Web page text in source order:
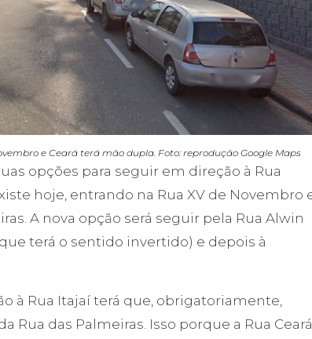
e Ceará terá mão dupla. Foto: reprodução Google Maps
opções para seguir em direção à Rua
hoje, entrando na Rua XV de Novembro
A nova opção será seguir pela Rua Alwin
terá o sentido invertido) e depois à
à Rua Itajaí terá que, obrigatoriamente,
Rua das Palmeiras. Isso porque a Rua Ceará